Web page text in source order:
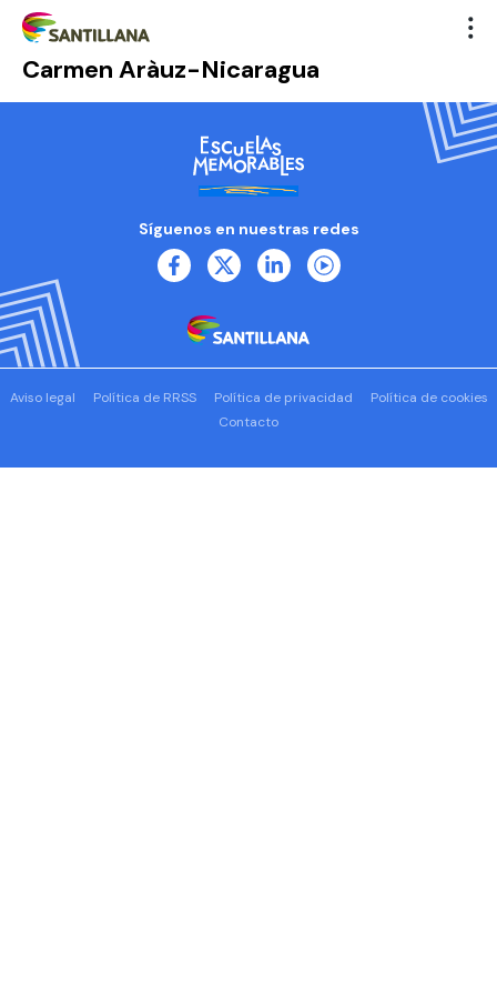
Carmen Aràuz-Nicaragua
Síguenos en nuestras redes
Aviso legal Política de RRSS Política de privacidad
Política de cookies
Contacto